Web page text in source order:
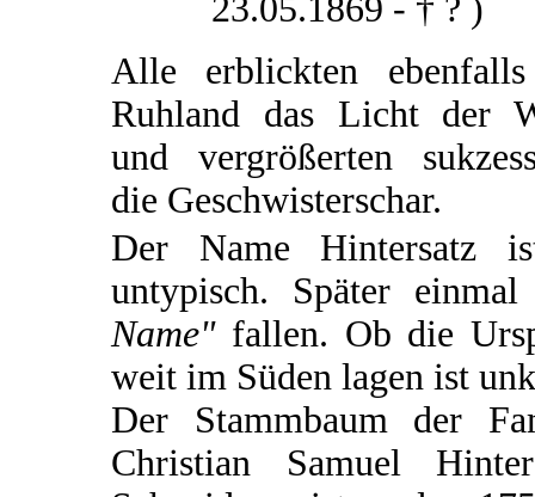
23.05.1869 - † ? )
Alle erblickten
Ruhland das Licht der
und vergrößerten
die Geschwisterschar.
Der Name Hintersatz
untypisch. Später
Name"fallen. Ob die
weit im Süden lagen ist
Der Stammbaum der
Christian Samuel